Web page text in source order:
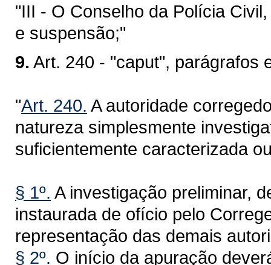
"III - O Conselho da Polícia
e suspensão;"
9. Art. 240 - "caput", parágrafos
"Art. 240. A autoridade
natureza simplesmente
suficientemente caracterizada
§ 1º. A investigação preliminar,
instaurada de ofício pelo
representação das demais
§ 2º. O início da apuração